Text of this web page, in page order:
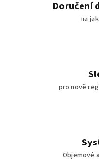
Doručení
na
pro nově
Objemové